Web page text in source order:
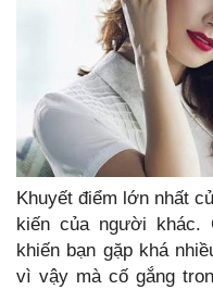
Khuyết điểm lớn nhất
kiến của người
khiến bạn gặp khá
vì vậy mà cố gắng